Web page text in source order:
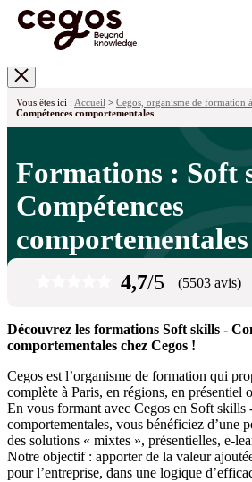
Vous êtes ici : Accueil > Cegos, organisme de formation
Compétences comportementales
Formations : Soft
Compétences
comportementales
4,7/5 (5503 avis)
Découvrez les formations Soft skills -
comportementales chez Cegos !
Cegos est l’organisme de formation qui
complète à Paris, en régions, en présentiel
En vous formant avec Cegos en Soft skills
comportementales, vous bénéficiez d’une
des solutions « mixtes », présentielles, e-
Notre objectif : apporter de la valeur
pour l’entreprise, dans une logique